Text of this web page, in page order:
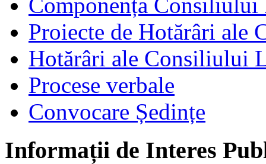
Proiecte de Hotărâri ale
Hotărâri ale Consiliului
Procese verbale
Convocare Ședințe
Informații de Interes